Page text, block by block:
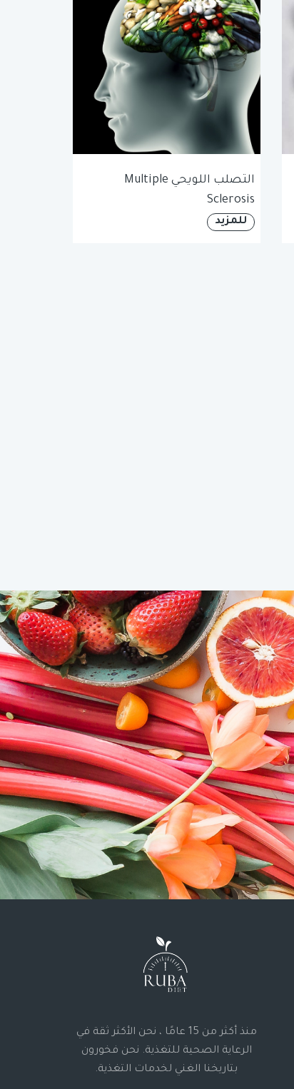
التصلب اللويحي Multiple
Sclerosis
للمزيد
منذ أكثر من 15 عامًا ، نحن الأكثر ثقة في
الرعاية الصحية للتغذية. نحن فخورون
بتاريخنا الغني لخدمات التغذية.